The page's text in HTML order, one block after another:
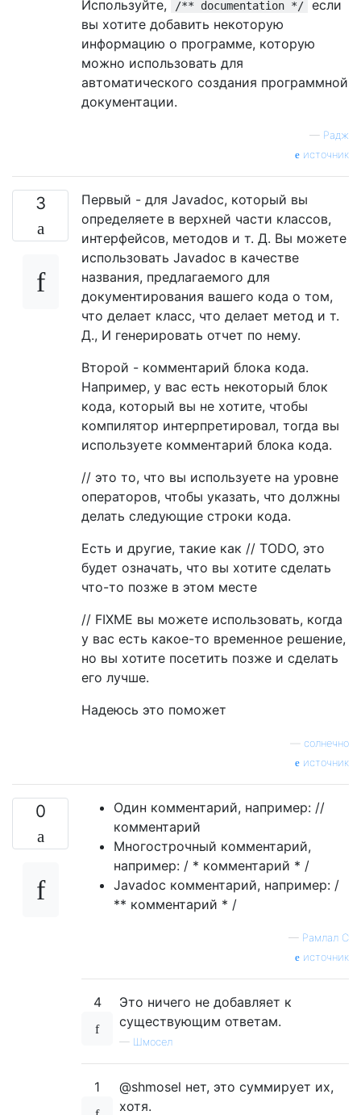
Используйте, /** documentation */
если
вы хотите добавить некоторую
информацию о программе, которую
можно использовать для
автоматического создания программной
документации.
— Радж
источник
3
Первый - для Javadoc, который вы
определяете в верхней части классов,
интерфейсов, методов и т. Д. Вы можете
использовать Javadoc в качестве
названия, предлагаемого для
документирования вашего кода о том,
что делает класс, что делает метод и т.
Д., И генерировать отчет по нему.
Второй - комментарий блока кода.
Например, у вас есть некоторый блок
кода, который вы не хотите, чтобы
компилятор интерпретировал, тогда вы
используете комментарий блока кода.
// это то, что вы используете на уровне
операторов, чтобы указать, что должны
делать следующие строки кода.
Есть и другие, такие как // TODO, это
будет означать, что вы хотите сделать
что-то позже в этом месте
// FIXME вы можете использовать, когда
у вас есть какое-то временное решение,
но вы хотите посетить позже и сделать
его лучше.
Надеюсь это поможет
солнечно
источник
0
Один комментарий, например: //
комментарий
Многострочный комментарий,
например: / * комментарий * /
Javadoc комментарий, например: /
** комментарий * /
— Рамлал С
источник
4
Это ничего не добавляет к
существующим ответам.
— Шмосел
1
@shmosel нет, это суммирует их,
хотя.